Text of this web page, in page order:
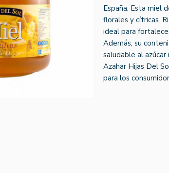
España. Esta miel
florales y cítricas.
ideal para
Además, su
saludable al
Azahar Hijas Del
para los